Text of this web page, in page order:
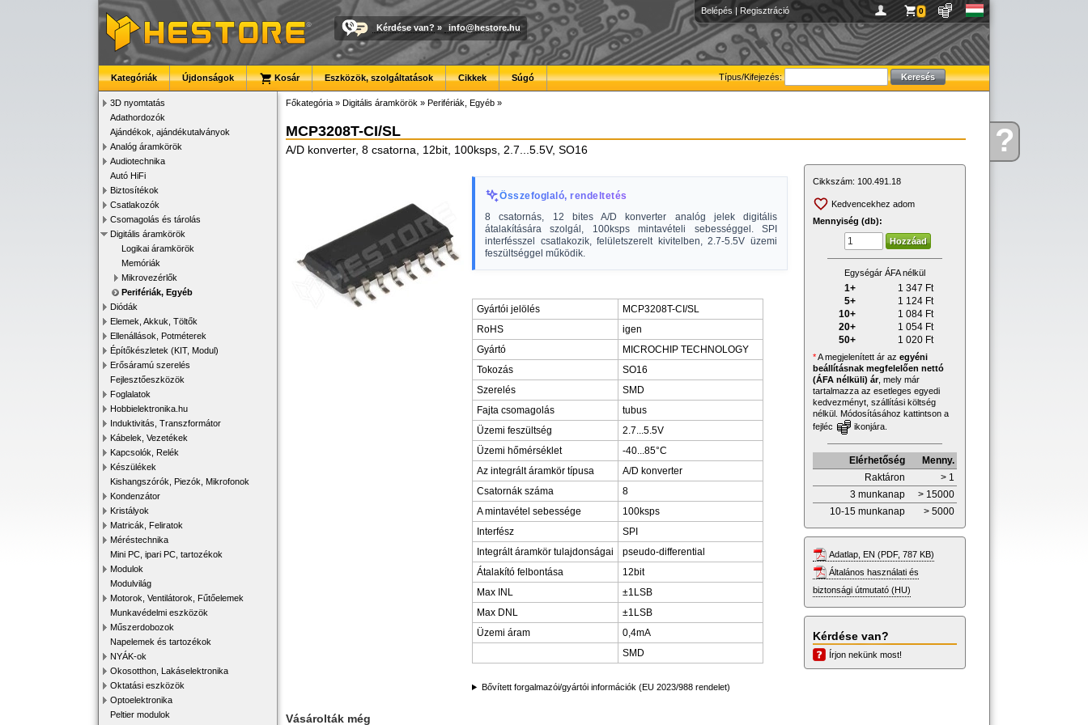
Kérdése?
Belépés | Regisztráció 0
Kérdése van? » info@hestore.hu
Típus/Kifejezés:
Kategóriák Újdonságok Kosár Eszközök, szolgáltatások Cikkek Súgó
3D nyomtatás
Adathordozók
Ajándékok, ajándékutalványok
Analóg áramkörök
Audiotechnika
Autó HiFi
Biztosítékok
Csatlakozók
Csomagolás és tárolás
Digitális áramkörök
Logikai áramkörök
Memóriák
Mikrovezérlők
Perifériák, Egyéb
Diódák
Elemek, Akkuk, Töltők
Ellenállások, Potméterek
Építőkészletek (KIT, Modul)
Erősáramú szerelés
Fejlesztőeszközök
Foglalatok
Hobbielektronika.hu
Induktivitás, Transzformátor
Kábelek, Vezetékek
Kapcsolók, Relék
Készülékek
Kishangszórók, Piezók, Mikrofonok
Kondenzátor
Kristályok
Matricák, Feliratok
Méréstechnika
Mini PC, ipari PC, tartozékok
Modulok
Modulvilág
Motorok, Ventilátorok, Fűtőelemek
Munkavédelmi eszközök
Műszerdobozok
Napelemek és tartozékok
NYÁK-ok
Okosotthon, Lakáselektronika
Oktatási eszközök
Optoelektronika
Peltier modulok
Főkategória » Digitális áramkörök » Perifériák, Egyéb »
MCP3208T-CI/SL
A/D konverter, 8 csatorna, 12bit, 100ksps, 2.7...5.5V, SO16
Összefoglaló, rendeltetés
8 csatornás, 12 bites A/D konverter analóg jelek digitális
átalakítására szolgál, 100ksps mintavételi sebességgel. SPI
interfésszel csatlakozik, felületszerelt kivitelben, 2.7-5.5V üzemi
feszültséggel működik.
Gyártói jelölés
MCP3208T-CI/SL
RoHS
igen
Gyártó
MICROCHIP TECHNOLOGY
Tokozás
SO16
Szerelés
SMD
Fajta csomagolás
tubus
Üzemi feszültség
2.7...5.5V
Üzemi hőmérséklet
-40...85°C
Az integrált áramkör típusa
A/D konverter
Csatornák száma
8
A mintavétel sebessége
100ksps
Interfész
SPI
Integrált áramkör tulajdonságai
pseudo-differential
Átalakító felbontása
12bit
Max INL
±1LSB
Max DNL
±1LSB
Üzemi áram
0,4mA
SMD
Bővített forgalmazói/gyártói információk (EU 2023/988 rendelet)
Cikkszám: 100.491.18
Kedvencekhez adom
Mennyiség (db):
Egységár ÁFA nélkül
1+ 1 347 Ft
5+
1 124 Ft
10+
1 084 Ft
20+
1 054 Ft
50+
1 020 Ft
*A megjelenített ár az egyéni
beállításnak megfelelően nettó
(ÁFA nélküli) ár, mely már
tartalmazza az esetleges egyedi
kedvezményt, szállítási költség
nélkül. Módosításához kattintson a
fejléc
ikonjára.
Elérhetőség
Menny.
Raktáron
> 1
3 munkanap
> 15000
10-15 munkanap
> 5000
Adatlap, EN (PDF, 787 KB)
Általános használati és
biztonsági útmutató (HU)
Kérdése van?
Írjon nekünk most!
Vásárolták még